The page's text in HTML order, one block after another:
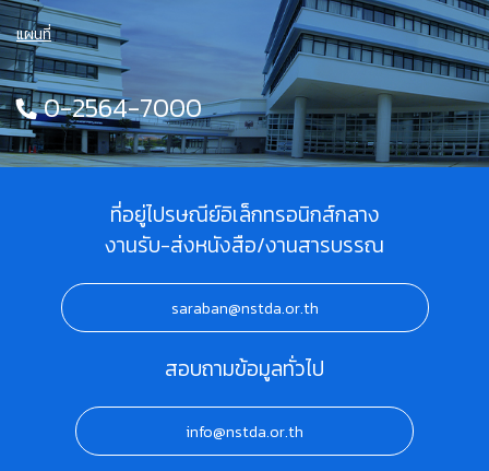
แผนที่
0-2564-7000
ที่อยู่ไปรษณีย์อิเล็กทรอนิกส์กลาง
งานรับ-ส่งหนังสือ/งานสารบรรณ
saraban@nstda.or.th
สอบถามข้อมูลทั่วไป
info@nstda.or.th